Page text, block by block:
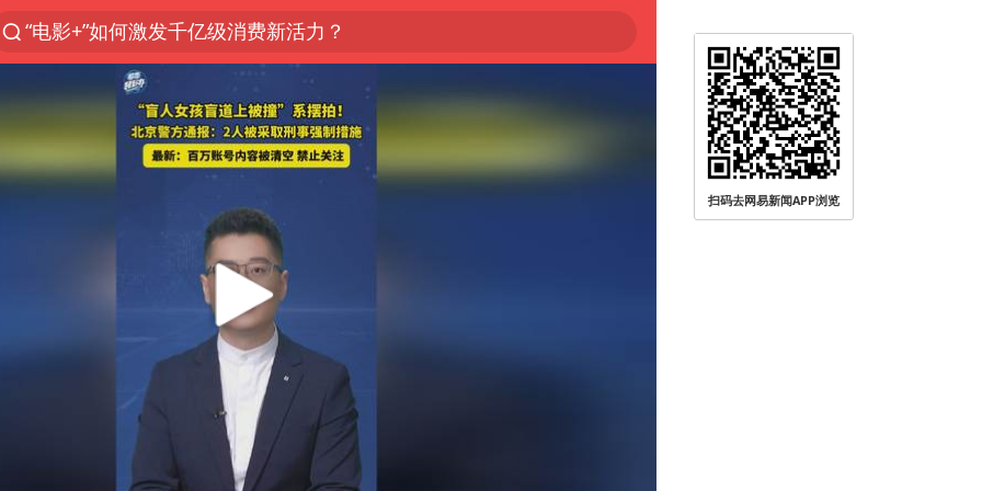
福建省泉州市委书记张毅恭接受纪律审查和监察调查
台风白海豚已进入24小时警戒线
全球首个长时储能一体化产业园量产
U17国足点球大战淘汰河床晋级决赛
四川宜宾市高县4.9级地震致1人死亡
上海：台风白海豚或将带来龙卷风
名创优品回应女子吐槽内裤质量差
“今天得有40℃了吧 为啥还不预警”
中国女篮70-67险胜尼日利亚女篮
秋天的第一杯奶茶到底有多火
东航：国内客票提前14天免费退改
扫码去网易新闻APP浏览